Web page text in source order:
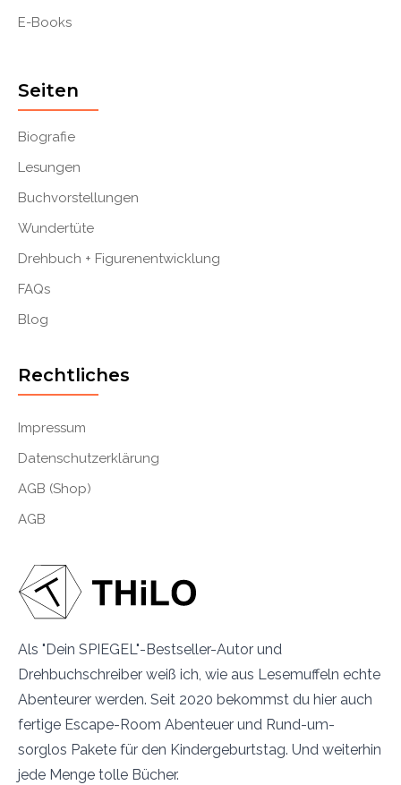
Als "Dein SPIEGEL"-Bestseller-Autor und
Drehbuchschreiber weiß ich, wie aus Lesemuffeln echte
Abenteurer werden. Seit 2020 bekommst du hier auch
fertige Escape-Room Abenteuer und Rund-um-
sorglos Pakete für den Kindergeburtstag. Und weiterhin
jede Menge tolle Bücher.
E-Books
Seiten
Biografie
Lesungen
Buchvorstellungen
Wundertüte
Drehbuch + Figurenentwicklung
FAQs
Blog
Rechtliches
Impressum
Datenschutzerklärung
AGB (Shop)
AGB